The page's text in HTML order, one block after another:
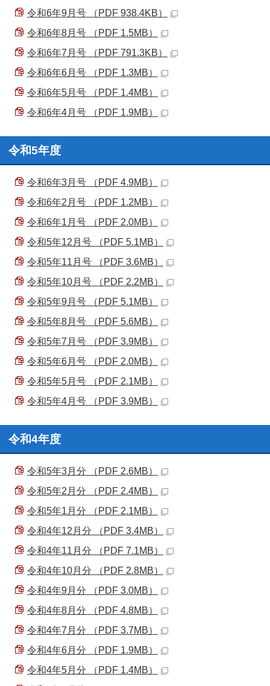
令和6年9月号 （PDF 938.4KB）
令和6年8月号 （PDF 1.5MB）
令和6年7月号 （PDF 791.3KB）
令和6年6月号 （PDF 1.3MB）
令和6年5月号 （PDF 1.4MB）
令和6年4月号 （PDF 1.9MB）
令和5年度
令和6年3月号 （PDF 4.9MB）
令和6年2月号 （PDF 1.2MB）
令和6年1月号 （PDF 2.0MB）
令和5年12月号 （PDF 5.1MB）
令和5年11月号 （PDF 3.6MB）
令和5年10月号 （PDF 2.2MB）
令和5年9月号 （PDF 5.1MB）
令和5年8月号 （PDF 5.6MB）
令和5年7月号 （PDF 3.9MB）
令和5年6月号 （PDF 2.0MB）
令和5年5月号 （PDF 2.1MB）
令和5年4月号 （PDF 3.9MB）
令和4年度
令和5年3月分 （PDF 2.6MB）
令和5年2月分 （PDF 2.4MB）
令和5年1月分 （PDF 2.1MB）
令和4年12月分 （PDF 3.4MB）
令和4年11月分 （PDF 7.1MB）
令和4年10月分 （PDF 2.8MB）
令和4年9月分 （PDF 3.0MB）
令和4年8月分 （PDF 4.8MB）
令和4年7月分 （PDF 3.7MB）
令和4年6月分 （PDF 1.9MB）
令和4年5月分 （PDF 1.4MB）